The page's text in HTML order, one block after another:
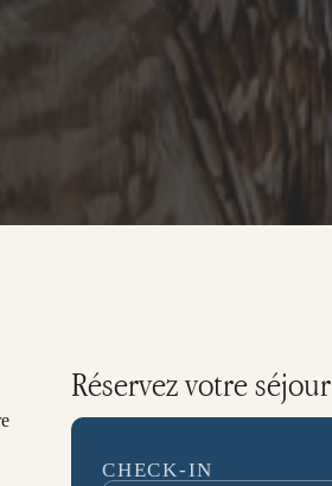
Réservez votre séjour
CHECK-IN